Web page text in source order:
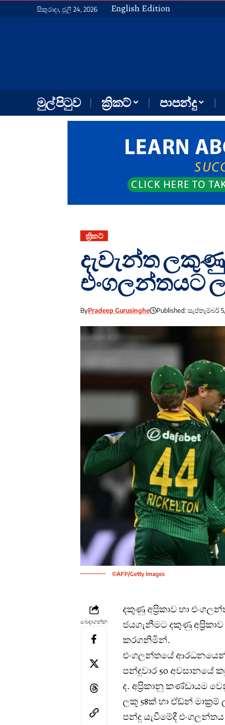
සිකුරාදා, ජූලි 24, 2026 English Edition
මුල් පිටුව ක්‍රිකට් පාපන්දු
ක්‍රිකට්
දැවැන්ත
එංගලන්තයට
ByPradeep Gurusinghe Published: සැප්තැම්බර්
©AFP/Getty Images
බෙදාගන්න
දකුණු අප්‍රිකාව හා
ජයගැනීමට දකුණු
කරගනිමින්.
එංගලන්තයේ
පන්දුවාර 50 අවසානයේ
ද. අප්‍රිකානු කණ්ඩායම
ලකූ 58ක් හා ඒඩ්න්
පන්දු යැවීමේදී